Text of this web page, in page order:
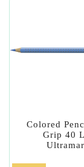
Colored
Grip 40